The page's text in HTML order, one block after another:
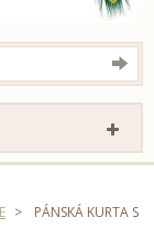
>
PÁNSKÁ KURTA S